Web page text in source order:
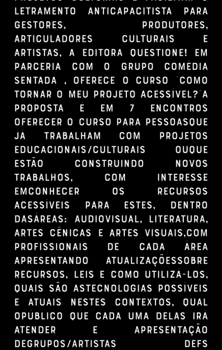
letramento anticapacitista para
gestores, produtores,
articuladores culturais e
artistas, a Editora QUESTIONE! em
parceria com o grupo Comédia
Sentada , oferece o curso "Como
Tornar o Meu Projeto Acessível?"A
proposta é em 7 encontros
oferecer o curso para pessoasque
já trabalham com projetos
educacionais/culturais ouque
estão construindo novos
trabalhos, com interesse
emconhecer os recursos
acessíveis para estes, dentro
dasáreas: audiovisual, literatura,
artes cênicas e artes visuais,com
profissionais de cada área
apresentando atualizaçõessobre
recursos, leis e como utilizá-los,
quais são astecnologias possíveis
e atuais nestes contextos, qual
opúblico que cada uma delas irá
atender e apresentação
degrupos/artistas DEFs